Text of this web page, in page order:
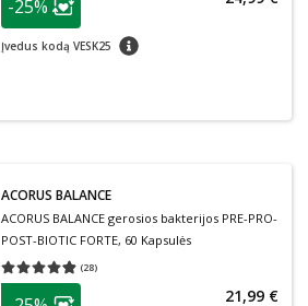
Lojalumo klubo narių nuolaida
-25%
Įvedus kodą VESK25 patarimas
ACORUS BALANCE
ACORUS BALANCE gerosios bakterijos PRE-PRO-
POST-BIOTIC FORTE, 60 Kapsulės
(28)
Vidutinis įvertinimas 4.86
patarimas 21,99 €